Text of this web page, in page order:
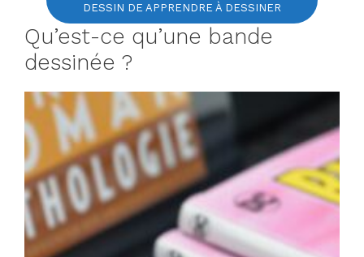
DESSIN DE APPRENDRE À DESSINER
Qu’est-ce qu’une bande
dessinée ?